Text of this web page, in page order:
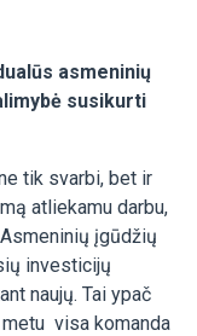
asmeninių
susikurti
tik svarbi, bet ir
atliekamu darbu,
įgūdžių
investicijų
naujų. Tai ypač
visa komanda